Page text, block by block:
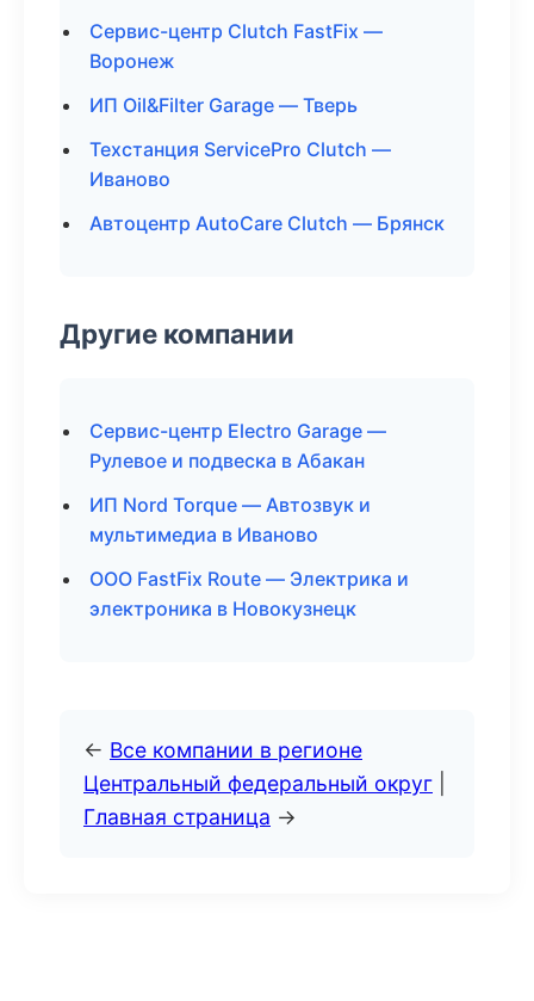
Сервис-центр Clutch FastFix —
Воронеж
ИП Oil&Filter Garage — Тверь
Техстанция ServicePro Clutch —
Иваново
Автоцентр AutoCare Clutch — Брянск
Другие компании
Сервис-центр Electro Garage —
Рулевое и подвеска в Абакан
ИП Nord Torque — Автозвук и
мультимедиа в Иваново
ООО FastFix Route — Электрика и
электроника в Новокузнецк
← Все компании в регионе
Центральный федеральный округ
Главная страница →